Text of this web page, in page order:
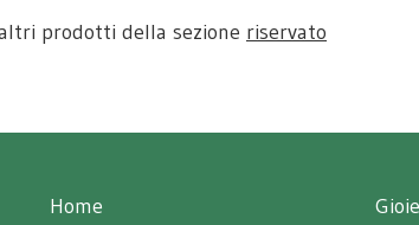
prodotti della sezione riservato
Home